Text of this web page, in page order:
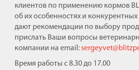
клиентов по применению кормов
об их особенностях и
дают рекомендации по выбору
прислать Ваши вопросы
компании на email:
Время работы с 8.30 до 17.00